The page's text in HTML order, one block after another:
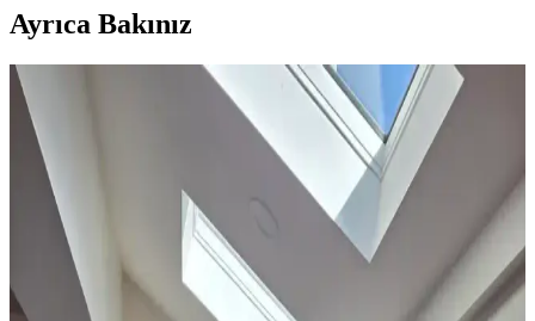
Ayrıca Bakınız
Ev Dekorasyonunda Halı Seçimi: Renk Dengesi ve
Uyum Prensipleriyle Mekan Tasarımı
Ev dekorasyonunda halı seçimi, renk dengesi ve desen uyumu ile
mekanın atmosferini belirler. 60/30/10 prensibi ve mobilyalarla
uyum, yaşam alanına sıcaklık ve kişilik katar.
Yatak Odası Perde Seçimi ve Asma Teknikleri:
Estetik ve Fonksiyonel Yaklaşımlar